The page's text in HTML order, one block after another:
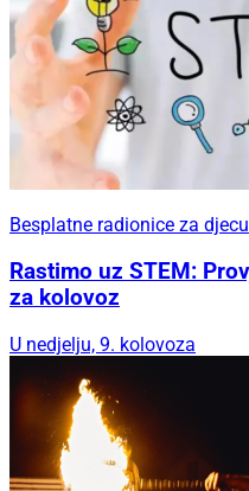
Besplatne radionice za djecu
Rastimo uz STEM:
za kolovoz
U nedjelju, 9. kolovoza